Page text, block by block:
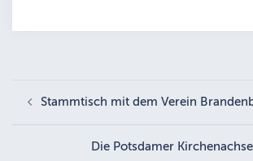
Stammtisch mit dem Verein
Die Potsdamer